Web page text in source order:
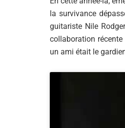
la survivance
guitariste Nile
collaboration
un ami était le